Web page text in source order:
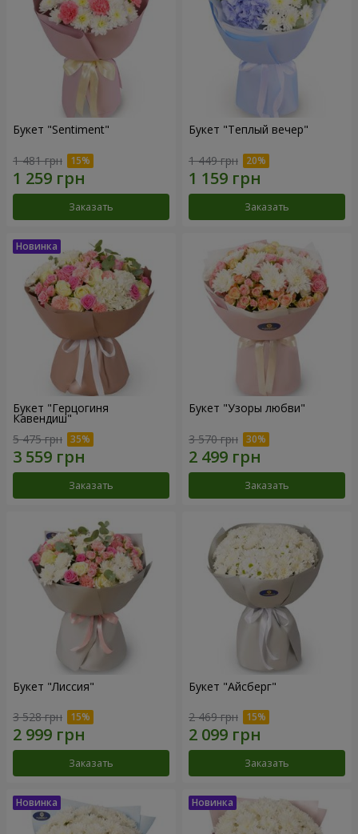
Букет "Sentiment"
1 481 грн
Заказать
Букет "Теплый вечер"
1 449 грн
Заказать
Букет "Герцогиня
Кавендиш"
5 475 грн
Заказать
Букет "Узоры любви"
3 570 грн
Заказать
Букет "Лиссия"
3 528 грн
Заказать
Букет "Айсберг"
2 469 грн
Заказать